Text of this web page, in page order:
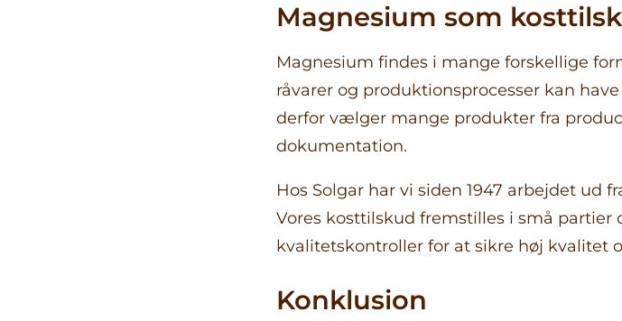
Magnesium som
Magnesium findes i mange forskellige
råvarer og produktionsprocesser kan
derfor vælger mange produkter fra
dokumentation.
Hos Solgar har vi siden 1947 arbejdet ud
Vores kosttilskud fremstilles i små
kvalitetskontroller for at sikre høj kvalitet
Konklusion